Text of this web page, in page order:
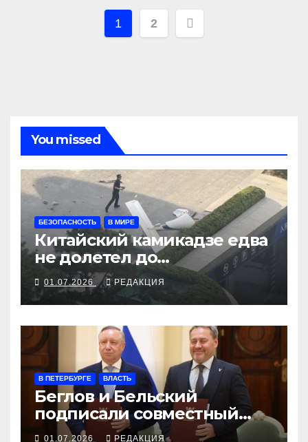
Навигация
1 2
You missed
БЕЗОПАСНОСТЬ В МИРЕ
Китайский камикадзе едва
не долетел до
Чжуннаньхая
01.07.2026 РЕДАКЦИЯ
В ПЕТЕРБУРГЕ ВЛАСТЬ
Беглов и Бельский
подписали совместный
план на годы будущего
01.07.2026 РЕДАКЦИЯ